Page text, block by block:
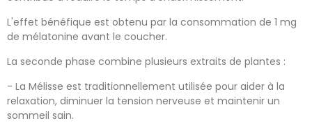
L'effet bénéfique est obtenu par la consommation de 1 mg
de mélatonine avant le coucher.
La seconde phase combine plusieurs extraits de plantes :
- La Mélisse est traditionnellement utilisée pour aider à la
relaxation, diminuer la tension nerveuse et maintenir un
sommeil sain.